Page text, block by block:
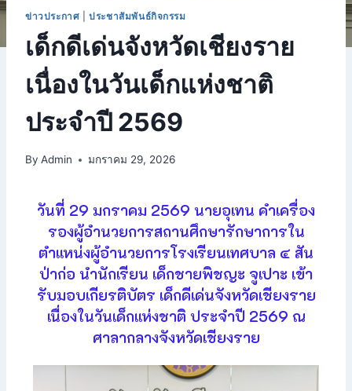
ข่าวประกาศ |ประชาสัมพันธ์กิจกรรม
เด็กดีเด่นจังหวัดเชียงราย
เนื่องในวันเด็กแห่งชาติ
ประจำปี 2569
By Admin มกราคม 29, 2026
วันที่ 29 มกราคม 2569 นายอุเทน คำเครื่อง
รองผู้อำนวยการสถานศึกษารักษาการใน
ตำแหน่งผู้อำนวยการโรงเรียนเทศบาล ๔ สัน
ป่าก่อ นำนักเรียน เด็กชายพิชญะ จูเปาะ เข้า
รับมอบเกียรติบัตร เด็กดีเด่นจังหวัดเชียงราย
เนื่องในวันเด็กแห่งชาติ ประจำปี 2569 ณ
ศาลากลางจังหวัดเชียงราย